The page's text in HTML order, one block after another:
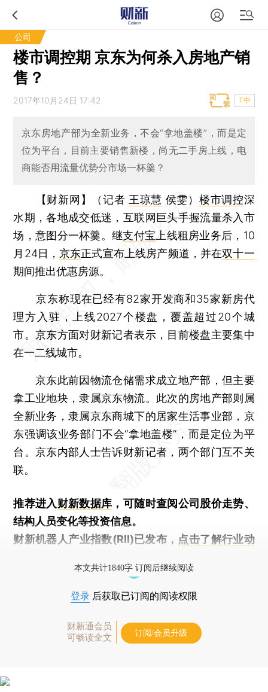
公司
楼市调控期 京东为何杀入房地产销
售？
2017年10月24日 17:42 T中
京东房地产部为全新业务，不会“拿地盖楼”，而是定
位为平台，目前主要销售新楼，尚无二手房上线，电
商能否用流量优势分市场一杯羹？
【财新网】（记者 王琼慧 侯雯） 楼市调控深
水期，各地成交低迷，互联网巨头手握流量杀入市
场，意图分一杯羹。继支付宝 上线租房业务后，10
月24日，京东正式宣布上线房产频道，并在双十一
期间推出优惠房源。
京东称现在已经有82家开发商和35家新房代
理方入驻，上线2027个楼盘，覆盖超过20个城
市。京东方面对财新记者表示，目前楼盘主要集中
在一二线城市。
京东此前因物流仓储需求成立地产部，但主要
拿工业地块，隶属京东物流。此次的房地产部则属
全新业务，隶属京东商城下的居家生活事业部，京
东强调该业务部门不会“拿地盖楼”，而是定位为平
台。京东内部人士告诉财新记者，两个部门互不关
联。
推荐进入财新数据库 ，可随时查阅公司股价走势、
结构人员变化等投资信息。
财新机器人产业指数(RII)已发布， 点击了解行业动
本文共计1840字 订阅后继续阅读
登录 后获取已订阅的阅读权限
财新通会员
可畅读全文
订阅/会员升级